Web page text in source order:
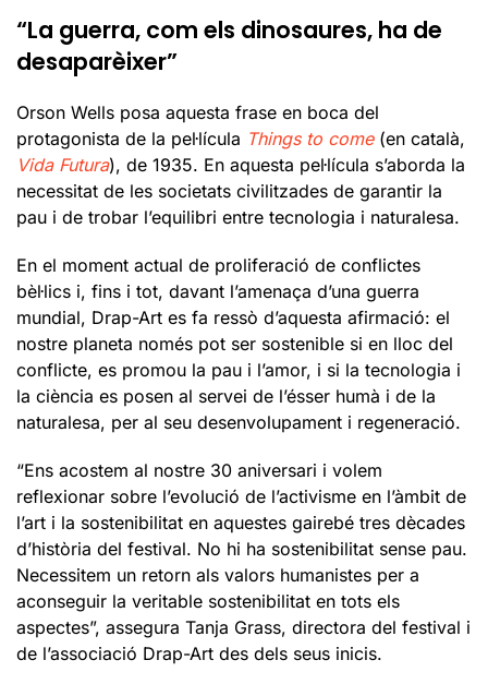
“La guerra, com els dinosaures, ha de
desaparèixer”
Orson Wells posa aquesta frase en boca del
protagonista de la pel·lícula Things to come(en català,
Vida Futura), de 1935. En aquesta pel·lícula s’aborda la
necessitat de les societats civilitzades de garantir la
pau i de trobar l’equilibri entre tecnologia i naturalesa.
En el moment actual de proliferació de conflictes
bèl·lics i, fins i tot, davant l’amenaça d’una guerra
mundial, Drap-Art es fa ressò d’aquesta afirmació: el
nostre planeta només pot ser sostenible si en lloc del
conflicte, es promou la pau i l’amor, i si la tecnologia i
la ciència es posen al servei de l’ésser humà i de la
naturalesa, per al seu desenvolupament i regeneració.
“Ens acostem al nostre 30 aniversari i volem
reflexionar sobre l’evolució de l’activisme en l’àmbit de
l’art i la sostenibilitat en aquestes gairebé tres dècades
d’història del festival. No hi ha sostenibilitat sense pau.
Necessitem un retorn als valors humanistes per a
aconseguir la veritable sostenibilitat en tots els
aspectes”, assegura Tanja Grass, directora del festival i
de l’associació Drap-Art des dels seus inicis.